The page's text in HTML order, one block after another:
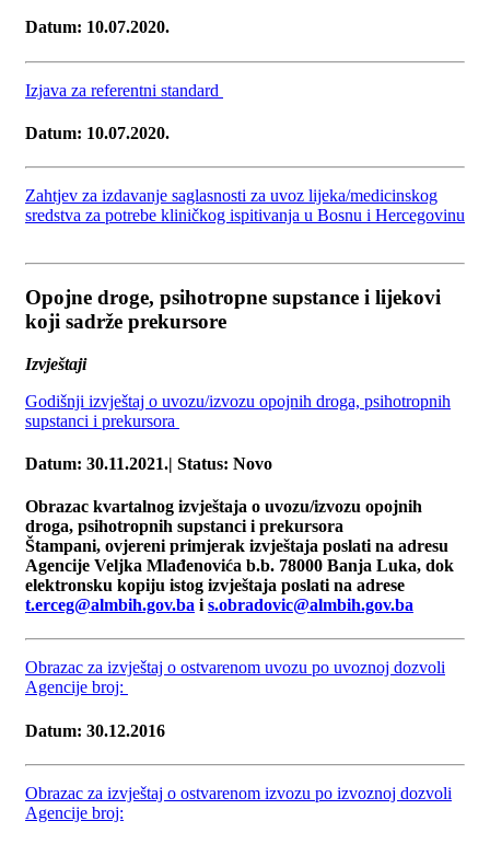
Datum: 10.07.2020.
Izjava za referentni standard
Datum: 10.07.2020.
Zahtjev za izdavanje saglasnosti za uvoz lijeka/medicinskog
sredstva za potrebe kliničkog ispitivanja u Bosnu i Hercegovinu
Opojne droge, psihotropne supstance i lijekovi
koji sadrže prekursore
Izvještaji
Godišnji izvještaj o uvozu/izvozu opojnih droga, psihotropnih
supstanci i prekursora
Datum: 30.11.2021.| Status: Novo
Obrazac kvartalnog izvještaja o uvozu/izvozu opojnih
droga, psihotropnih supstanci i prekursora
Štampani, ovjereni primjerak izvještaja poslati na adresu
Agencije Veljka Mlađenovića b.b. 78000 Banja Luka, dok
elektronsku kopiju istog izvještaja poslati na adrese
t.erceg@almbih.gov.ba i s.obradovic@almbih.gov.ba
Obrazac za izvještaj o ostvarenom uvozu po uvoznoj dozvoli
Agencije broj:
Datum: 30.12.2016
Obrazac za izvještaj o ostvarenom izvozu po izvoznoj dozvoli
Agencije broj: